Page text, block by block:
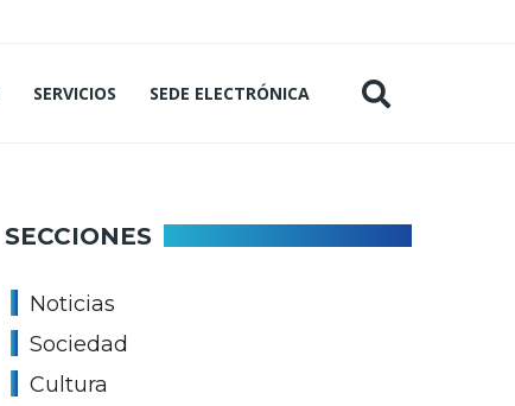
SERVICIOS SEDE ELECTRÓNICA
SECCIONES
Noticias
Sociedad
Cultura